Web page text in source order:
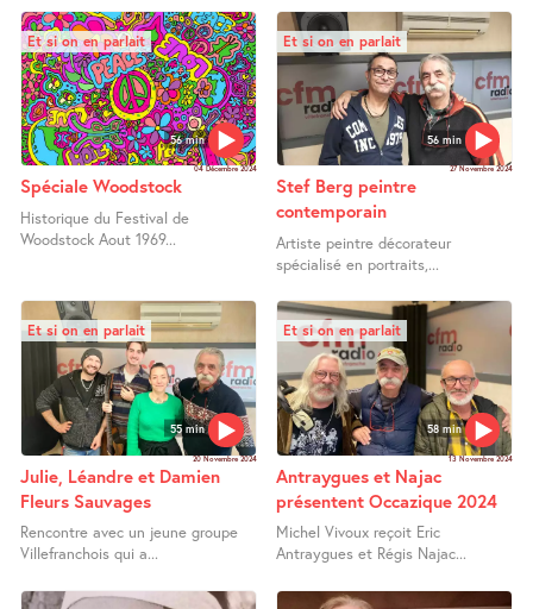
56 min
Et si on en parlait
04 Décembre 2024
Spéciale Woodstock
Historique du Festival de
Woodstock Aout 1969...
56 min
Et si on en parlait
27 Novembre 2024
Stef Berg peintre
contemporain
Artiste peintre décorateur
spécialisé en portraits,...
55 min
Et si on en parlait
20 Novembre 2024
Julie, Léandre et Damien
Fleurs Sauvages
Rencontre avec un jeune groupe
Villefranchois qui a...
58 min
Et si on en parlait
13 Novembre 2024
Antraygues et Najac
présentent Occazique 2024
Michel Vivoux reçoit Eric
Antraygues et Régis Najac...